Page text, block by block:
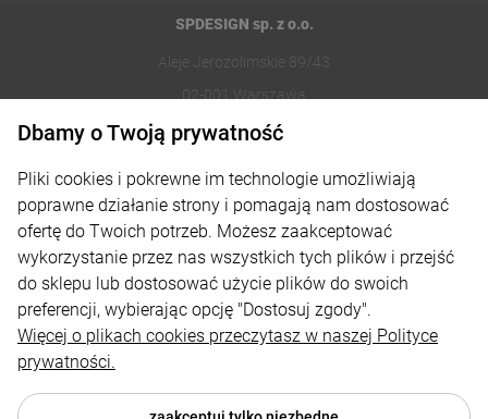
SPDESIGN sp. z o.o.
Aleje Jerozolimskie 89/43
02-001 Warszawa
sklep@reklamydrukarnia.pl
Moje konto
Płatności i dostawa
Informacje
Dbamy o Twoją prywatność
Pliki cookies i pokrewne im technologie umożliwiają
poprawne działanie strony i pomagają nam dostosować
ofertę do Twoich potrzeb. Możesz zaakceptować
wykorzystanie przez nas wszystkich tych plików i przejść
do sklepu lub dostosować użycie plików do swoich
preferencji, wybierając opcję "Dostosuj zgody".
Więcej o plikach cookies przeczytasz w naszej Polityce
prywatności.